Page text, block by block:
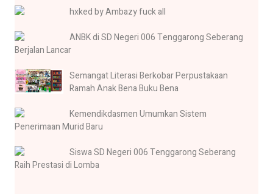
hxked by Ambazy fuck all
ANBK di SD Negeri 006 Tenggarong Seberang
Berjalan Lancar
Semangat Literasi Berkobar Perpustakaan
Ramah Anak Bena Buku Bena
Kemendikdasmen Umumkan Sistem
Penerimaan Murid Baru
Siswa SD Negeri 006 Tenggarong Seberang
Raih Prestasi di Lomba